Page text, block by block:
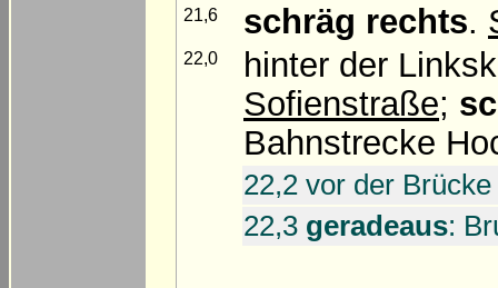
21,6 schräg rechts.
22,0
hinter der
Sofienstraße;
Bahnstrecke
22,2 vor der Brücke
22,3 geradeaus: